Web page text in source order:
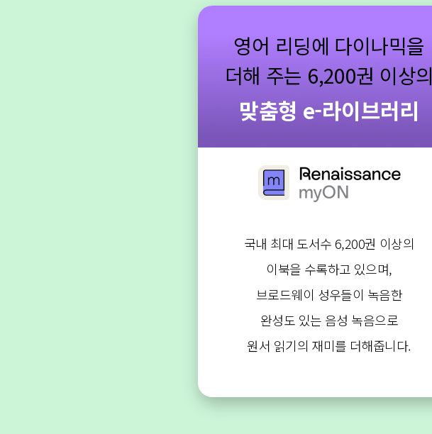
영어 리딩에 다이나믹을
더해 주는 6,200권 이상의
맞춤형 e-라이브러리
국내 최대 도서수 6,200권 이상의
이북을 수록하고 있으며,
브로드웨이 성우들이 녹음한
완성도 있는 음성 녹음으로
원서 읽기의 재미를 더해줍니다.